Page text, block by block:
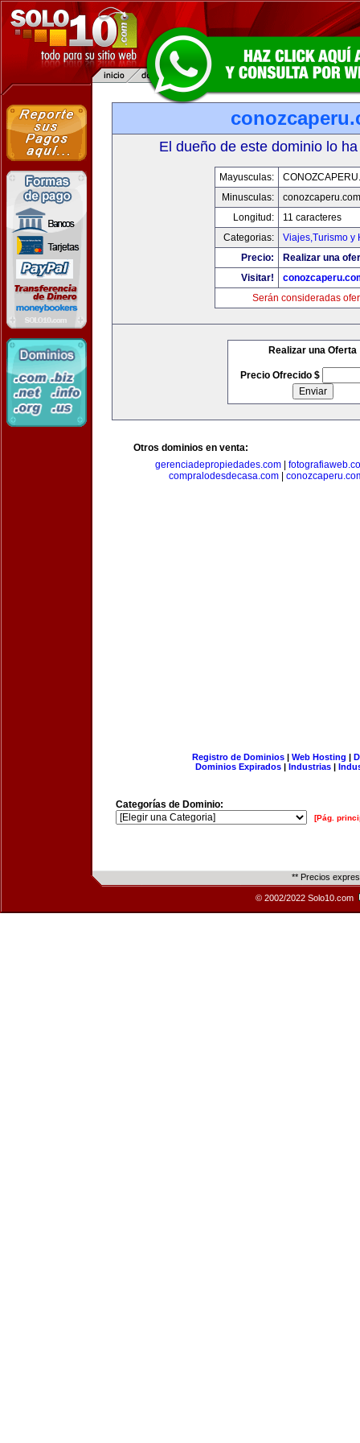
El dueño de este dominio lo
Mayusculas:
Minusculas:
conozcaperu.com
Longitud:
11 caracteres
Categorias:
Viajes,Turismo y
Precio:
Realizar una
Visitar!
Serán consideradas
Realizar una Oferta
Precio Ofrecido $
Otros dominios en venta:
gerenciadepropiedades.com|
compralodesdecasa.com
Registro de Dominios| Web Hosting |
Dominios Expirados | Industrias |
Categorías de Dominio:
[Pág.
** Precios
© 2002/2022 Solo10.com